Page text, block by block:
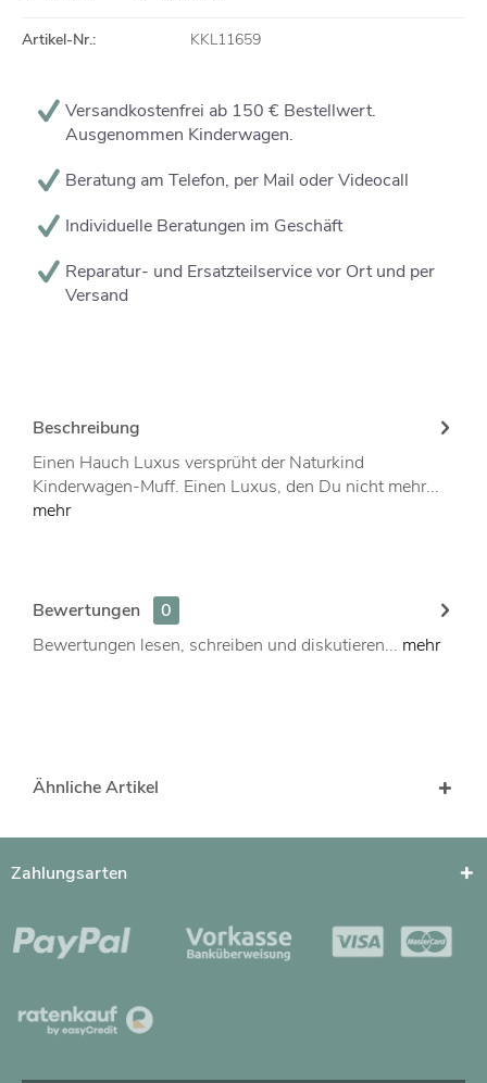
Artikel-Nr.: KKL11659
Versandkostenfrei ab 150 € Bestellwert.
Ausgenommen Kinderwagen.
Beratung am Telefon, per Mail oder Videocall
Individuelle Beratungen im Geschäft
Reparatur- und Ersatzteilservice vor Ort und per
Versand
Beschreibung
Einen Hauch Luxus versprüht der Naturkind
Kinderwagen-Muff. Einen Luxus, den Du nicht mehr...
mehr
Bewertungen
0
Bewertungen lesen, schreiben und diskutieren... mehr
Ähnliche Artikel
Zahlungsarten